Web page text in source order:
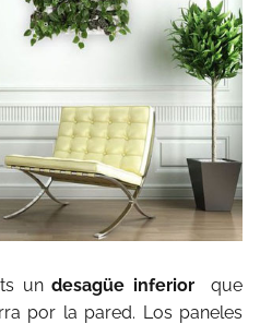
undesagüe inferiorque
por la pared. Los paneles